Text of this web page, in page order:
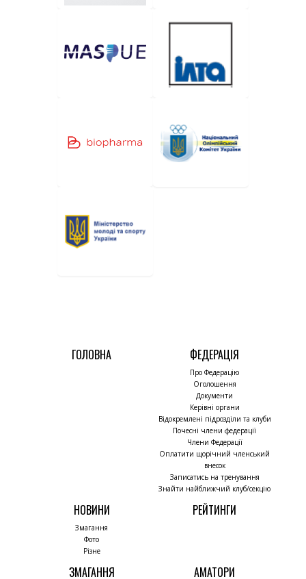
ГОЛОВНА ФЕДЕРАЦІЯ
Про Федерацію
Оголошення
Документи
Керівні органи
Відокремлені підрозділи та клуби
Почесні члени федерації
Члени Федерації
Оплатити щорічний членський
внесок
Записатись на тренування
Знайти найближчий клуб/секцію
НОВИНИ
Змагання
Фото
Різне
РЕЙТИНГИ
ЗМАГАННЯ АМАТОРИ